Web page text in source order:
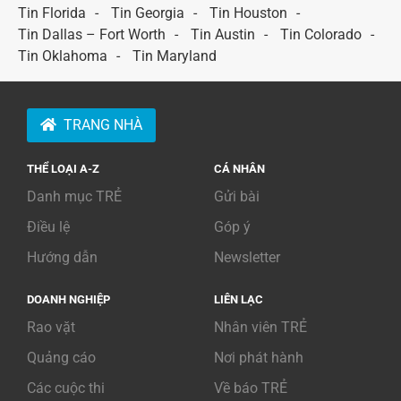
Tin Florida
Tin Georgia
Tin Houston
Tin Dallas – Fort Worth
Tin Austin
Tin Colorado
Tin Oklahoma
Tin Maryland
TRANG NHÀ
THỂ LOẠI A-Z
Danh mục TRẺ
Điều lệ
Hướng dẫn
CÁ NHÂN
Gửi bài
Góp ý
Newsletter
DOANH NGHIỆP
Rao vặt
Quảng cáo
Các cuộc thi
LIÊN LẠC
Nhân viên TRẺ
Nơi phát hành
Về báo TRẺ